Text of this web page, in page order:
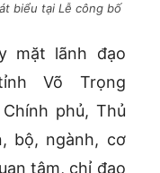
biểu tại Lễ công bố
mặt lãnh đạo
Võ Trọng
phủ, Thủ
bộ, ngành, cơ
tâm, chỉ đạo